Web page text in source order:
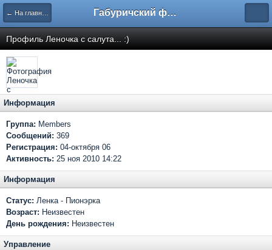
← На главную Габуричский форум
Профиль Леночка с салута... :)
Информация
Группа: Members
Сообщений: 369
Регистрация: 04-октября 06
Активность: 25 ноя 2010 14:22
Информация
Статус: Ленка - Пионэрка
Возраст: Неизвестен
День рождения: Неизвестен
Управление